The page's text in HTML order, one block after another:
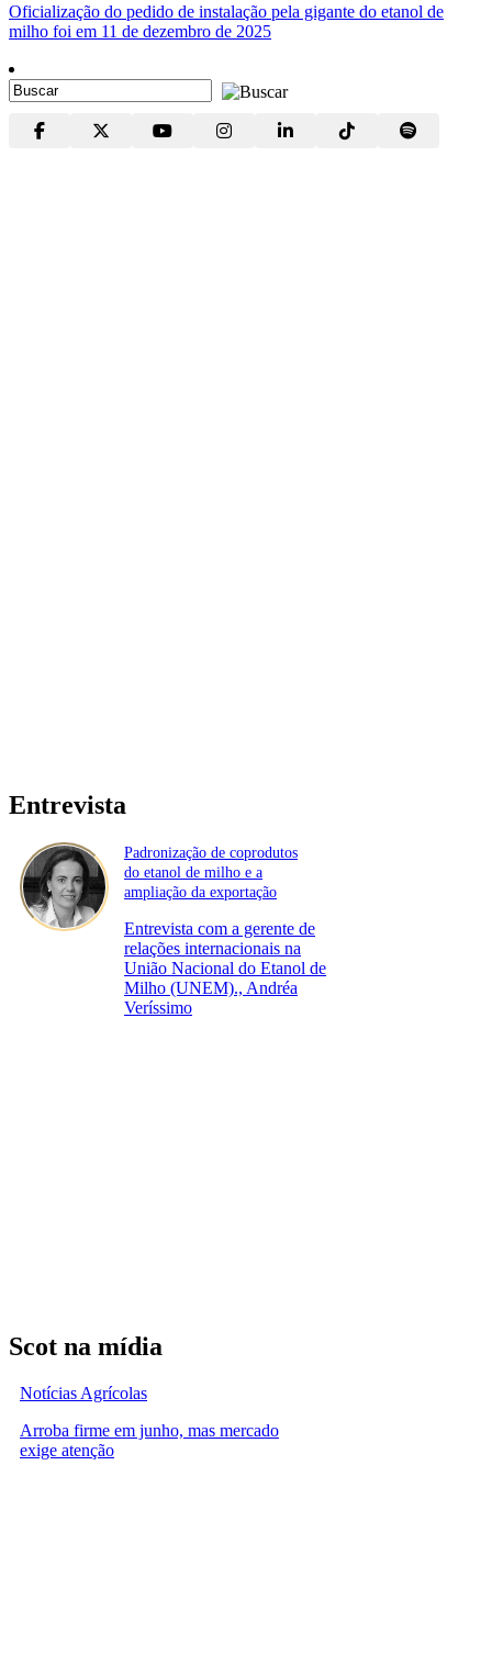
Oficialização do pedido de instalação pela gigante do etanol de
milho foi em 11 de dezembro de 2025
Entrevista
Padronização de coprodutos
do etanol de milho e a
ampliação da exportação
Entrevista com a gerente de
relações internacionais na
União Nacional do Etanol de
Milho (UNEM)., Andréa
Veríssimo
Scot na mídia
Notícias Agrícolas
Arroba firme em junho, mas mercado
exige atenção